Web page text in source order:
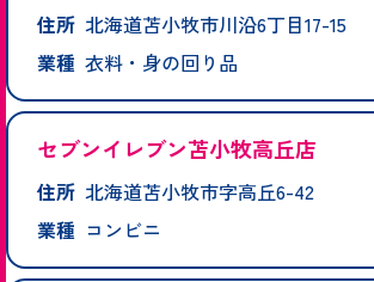
住所 北海道苫小牧市川沿6丁目17-15
業種 衣料・身の回り品
セブンイレブン苫小牧高丘店
住所 北海道苫小牧市字高丘6-42
業種 コンビニ